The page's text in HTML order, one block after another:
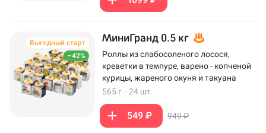
–42%
Выгодный старт МиниГранд 0.5 кг
Роллы из слабосоленого лосося,
креветки в темпуре, варено - копченой
курицы, жареного окуня и такуана
565 г · 24 шт.
549 ₽ 949 ₽